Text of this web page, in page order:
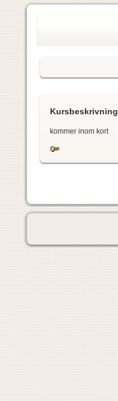
Kursbeskrivning
kommer inom kort